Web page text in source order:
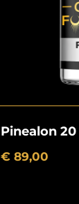
Pinealon
€ 89,00